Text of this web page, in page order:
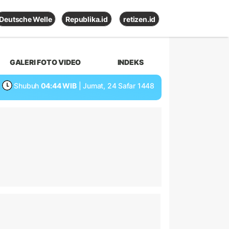
Deutsche Welle Republika.id retizen.id
GALERI FOTO VIDEO INDEKS
Shubuh 04:44 WIB | Jumat, 24 Safar 1448